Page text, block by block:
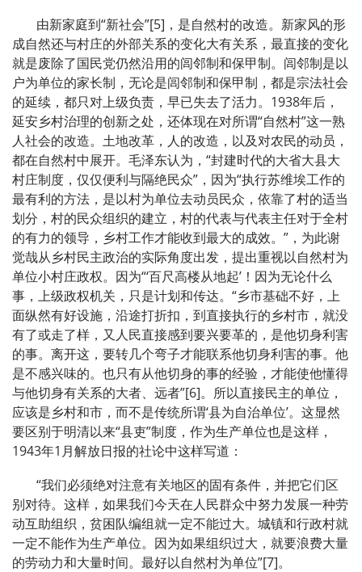
由新家庭到“新社会”[5]，是自然村的改造。新家风的形
成自然还与村庄的外部关系的变化大有关系，最直接的变化
就是废除了国民党仍然沿用的闾邻制和保甲制。闾邻制是以
户为单位的家长制，无论是闾邻制和保甲制，都是宗法社会
的延续，都只对上级负责，早已失去了活力。1938年后，
延安乡村治理的创新之处，还体现在对所谓“自然村”这一熟
人社会的改造。土地改革，人的改造，以及对农民的动员，
都在自然村中展开。毛泽东认为，“封建时代的大省大县大
村庄制度，仅仅便利与隔绝民众”，因为“执行苏维埃工作的
最有利的方法，是以村为单位去动员民众，依靠了村的适当
划分，村的民众组织的建立，村的代表与代表主任对于全村
的有力的领导，乡村工作才能收到最大的成效。”，为此谢
觉哉从乡村民主政治的实际角度出发，提出重视以自然村为
单位小村庄政权。因为“‘百尺高楼从地起’！因为无论什么
事，上级政权机关，只是计划和传达。“乡市基础不好，上
面纵然有好设施，沿途打折扣，到直接执行的乡村市，就没
有了或走了样，又人民直接感到要兴要革的，是他切身利害
的事。离开这，要转几个弯子才能联系他切身利害的事。他
是不感兴味的。也只有从他切身的事的经验，才能使他懂得
与他切身有关系的大者、远者”[6]。所以直接民主的单位，
应该是乡村和市，而不是传统所谓‘县为自治单位’。这显然
要区别于明清以来“县吏”制度，作为生产单位也是这样，
1943年1月解放日报的社论中这样写道：
“我们必须绝对注意有关地区的固有条件，并把它们区
别对待。这样，如果我们今天在人民群众中努力发展一种劳
动互助组织，贫困队编组就一定不能过大。城镇和行政村就
一定不能作为生产单位。因为如果组织过大，就要浪费大量
的劳动力和大量时间。最好以自然村为单位”[7]。